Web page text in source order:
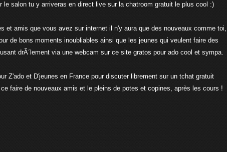
le salon tu y arriveras en direct live sur la chatroom gratuit le plus cool :)
et amis que vous avez sur internet il n'y aura que des nouveaux comme toi,
de bons moments inoubliables ainsi que les jeunes qui veulent faire des
drÃ´lement via une webcam sur ce site gratos pour ado cool et sympa.
Z'ado et D'jeunes en France pour discuter librement sur un tchat gratuit
faire de nouveaux amis et le pleins de potes et copines, après les cours !